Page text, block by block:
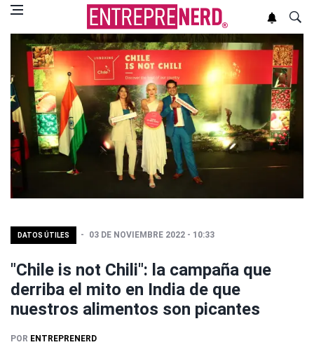
DATOS ÚTILES 03 DE NOVIEMBRE 2022 - 10:33
"Chile is not Chili": la campaña que
derriba el mito en India de que
nuestros alimentos son picantes
POR ENTREPRENERD